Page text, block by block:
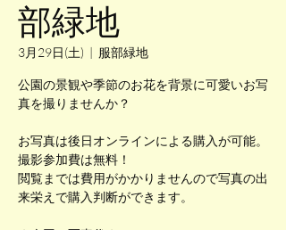
部緑地
3月29日(土)
  |
服部緑地
公園の景観や季節のお花を背景に可愛いお写
真を撮りませんか？
お写真は後日オンラインによる購入が可能。
撮影参加費は無料！
閲覧までは費用がかかりませんので写真の出
来栄えで購入判断ができます。